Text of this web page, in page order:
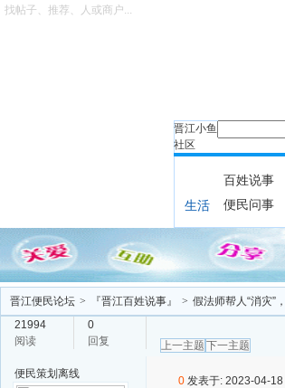
晋江小鱼
社区
找帖子、推荐、人或商户...
生活
百姓说事
便民问事
晋江便民论坛 > 『晋江百姓说事』 > 假法师帮人“消灾”
21994
阅读
0
回复
上一主题 下一主题
便民策划 离线
0 发表于: 2023-04-18